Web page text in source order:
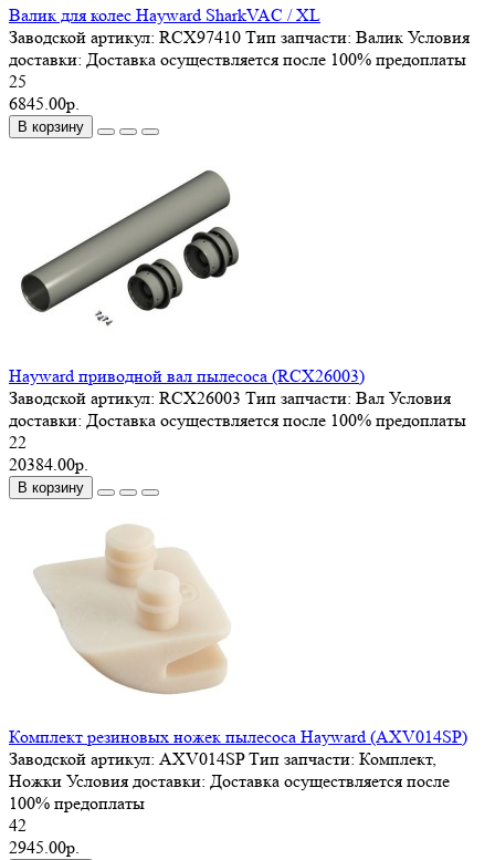
Валик для колес Hayward SharkVAC / XL
Заводской артикул: RCX97410 Тип запчасти: Валик Условия
доставки: Доставка осуществляется после 100% предоплаты
25
6845.00р.
В корзину
Hayward приводной вал пылесоса (RCX26003)
Заводской артикул: RCX26003 Тип запчасти: Вал Условия
доставки: Доставка осуществляется после 100% предоплаты
22
20384.00р.
В корзину
Комплект резиновых ножек пылесоса Hayward (AXV014SP)
Заводской артикул: AXV014SPТип запчасти: Комплект,
Ножки Условия доставки: Доставка осуществляется после
100% предоплаты
42
2945.00р.